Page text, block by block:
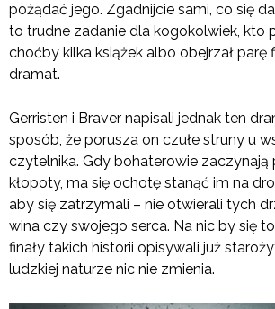
pożądać jego. Zgadnijcie sami, co się
to trudne zadanie dla kogokolwiek, kto
choćby kilka książek albo obejrzał parę
dramat.
Gerristen i Braver napisali jednak ten
sposób, że porusza on czułe struny u
czytelnika. Gdy bohaterowie zaczynają
kłopoty, ma się ochotę stanąć im na
aby się zatrzymali – nie otwierali tych
wina czy swojego serca. Na nic by się
finały takich historii opisywali już
ludzkiej naturze nic nie zmienia.